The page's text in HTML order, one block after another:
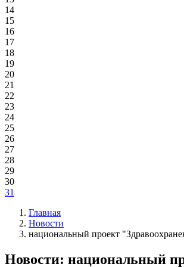
14
15
16
17
18
19
20
21
22
23
24
25
26
27
28
29
30
31
Главная
Новости
национальный проект
Новости: национальный